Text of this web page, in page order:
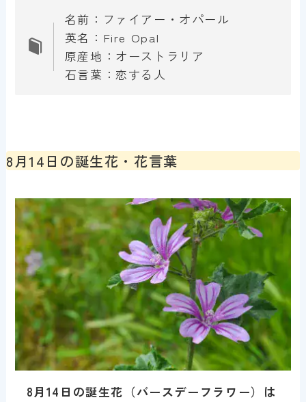
名前：ファイアー・オパール
英名：Fire Opal
原産地：オーストラリア
石言葉：恋する人
8月14日の誕生花・花言葉
8月14 日の誕生花（バースデーフラワー）は